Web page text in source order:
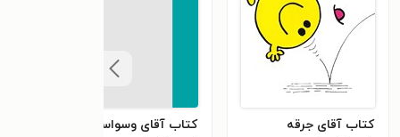
کتاب آقای جرقه کتاب آقای وسواسی